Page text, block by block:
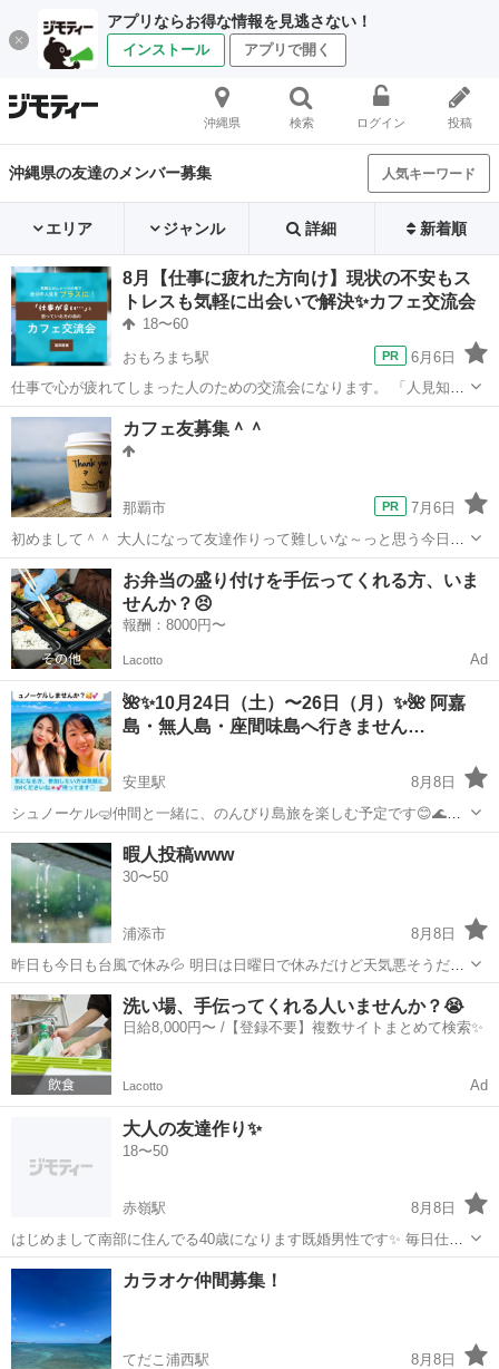
アプリならお得な情報を見逃さない！
インストール アプリで開く
沖縄県 検索 ログイン 投稿
沖縄県の友達のメンバー募集 人気キーワード
エリア ジャンル 詳細 新着順
8月【仕事に疲れた方向け】現状の不安もス
トレスも気軽に出会いで解決✨カフェ交流会
18〜60
おもろまち駅
6月6日
仕事で心が疲れてしまった人のための交流会になります。 「人見知
り」「仕事がつらい」「将来が不安」同じ悩みを持ってる者、持って
いて解決した者同士おしゃべりしましょう。 ◆こんな方におすす
め ...
沖縄 浦添市 おもろまち駅
カフェ友募集＾＾
那覇市
7月6日
初めまして＾＾ 大人になって友達作りって難しいな～っと思う今日こ
の頃。 何気ない会話をしたり、一期一会を貴重な時間にできたらな
と、カフェ友募集します＾＾ コーヒー好きな方からだったら嬉しいな
☕ 年齢性別、...
沖縄 那覇市 友達 大人
お弁当の盛り付けを手伝ってくれる方、いま
せんか？😣
報酬：8000円〜
Lacotto Ad
🌺✨10月24日（土）〜26日（月）✨🌺 阿嘉
島・無人島・座間味島へ行きません…
安里駅
8月8日
シュノーケル🤿仲間と一緒に、のんびり島旅を楽しむ予定です😊🌊✨
📅 10月24日（土）阿嘉島 🏝️ 10月25日（日）無人島 🌺 10月26日
（月）座間味島 土曜日〜月曜日の予定ですが、 🌿一泊二日でもOK 🌿
二泊三日で...
沖縄 那覇市 安里駅
暇人投稿www
30〜50
浦添市
8月8日
昨日も今日も台風で休み💦 明日は日曜日で休みだけど天気悪そうだか
ら、どこにもお出かけ出来そうもない😵‍💫 雨の日のドライブもたまには
いいかな～って思いますが現在車もないので不便ですwww まぁ、そん
な事は置いといて、友達いな...
沖縄 浦添市 友達 暇人
洗い場、手伝ってくれる人いませんか？😭
日給8,000円〜 /【登録不要】複数サイトまとめて検索✨
Lacotto Ad
大人の友達作り✨️
18〜50
赤嶺駅
8月8日
はじめまして南部に住んでる40歳になります既婚男性です✨️ 毎日仕事
とお家の繰り返しでなんか楽しいことがないかなと思ってる日々を過
ごしてます😅✨️ そんな中やり取りしてくれる方や新しい友達など出来
たら少しでも楽しくなるか...
沖縄 糸満市 友達
カラオケ仲間募集！
てだこ浦西駅
8月8日